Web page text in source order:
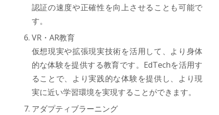
認証の速度や正確性を向上させることも可能で
す。
VR・AR教育
仮想現実や拡張現実技術を活用して、より身体
的な体験を提供する教育です。EdTechを活用す
ることで、より実践的な体験を提供し、より現
実に近い学習環境を実現することができます。
アダプティブラーニング